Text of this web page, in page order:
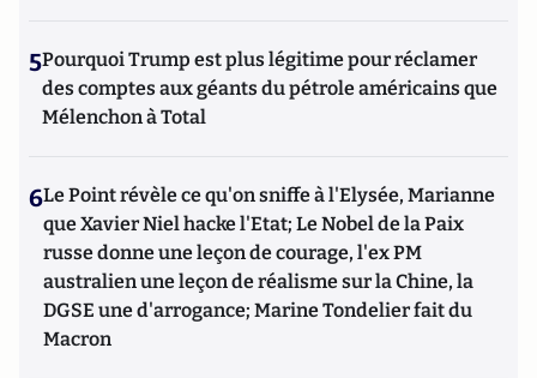
5Pourquoi Trump est plus légitime pour réclamer
des comptes aux géants du pétrole américains que
Mélenchon à Total
6Le Point révèle ce qu'on sniffe à l'Elysée, Marianne
que Xavier Niel hacke l'Etat; Le Nobel de la Paix
russe donne une leçon de courage, l'ex PM
australien une leçon de réalisme sur la Chine, la
DGSE une d'arrogance; Marine Tondelier fait du
Macron